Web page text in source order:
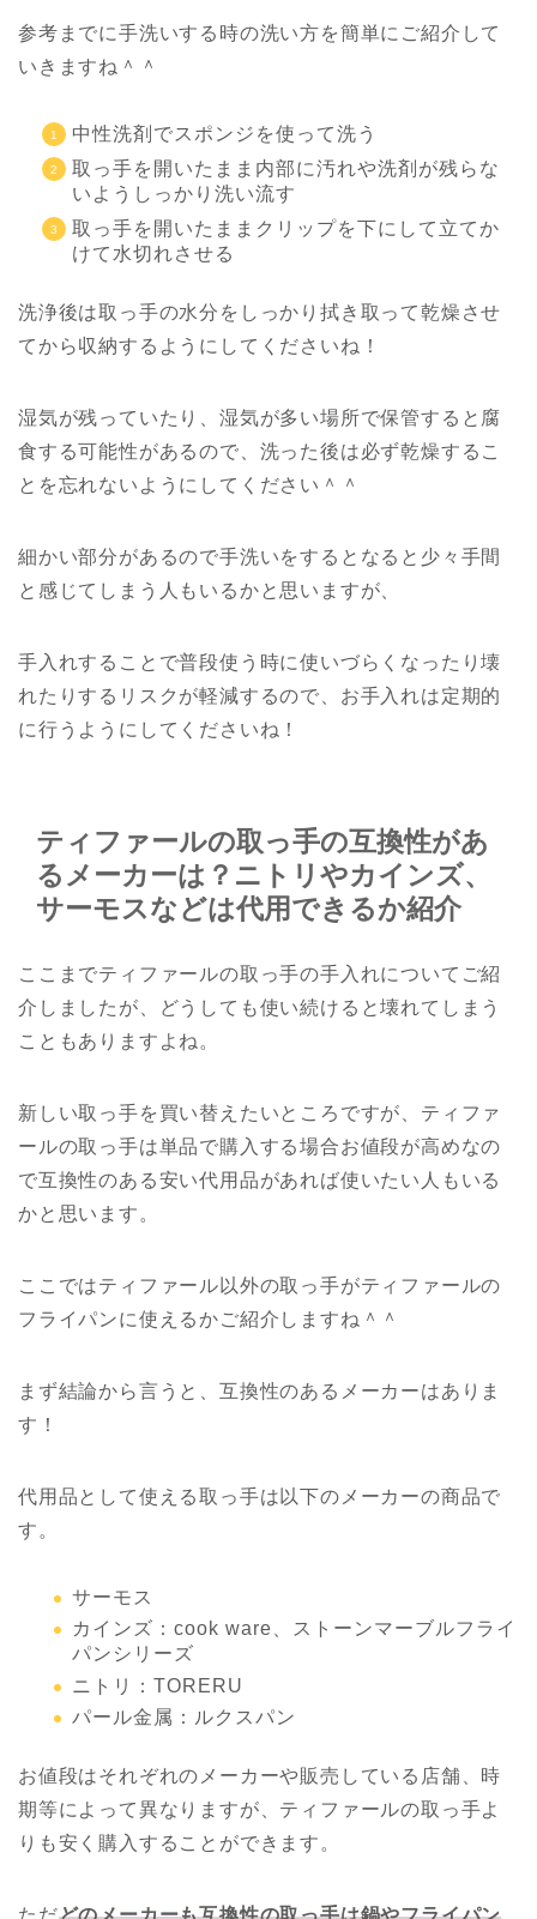
参考までに手洗いする時の洗い方を簡単にご紹介して
いきますね＾＾
中性洗剤でスポンジを使って洗う
取っ手を開いたまま内部に汚れや洗剤が残らな
いようしっかり洗い流す
取っ手を開いたままクリップを下にして立てか
けて水切れさせる
洗浄後は取っ手の水分をしっかり拭き取って乾燥させ
てから収納するようにしてくださいね！
湿気が残っていたり、湿気が多い場所で保管すると腐
食する可能性があるので、洗った後は必ず乾燥するこ
とを忘れないようにしてください＾＾
細かい部分があるので手洗いをするとなると少々手間
と感じてしまう人もいるかと思いますが、
手入れすることで普段使う時に使いづらくなったり壊
れたりするリスクが軽減するので、お手入れは定期的
に行うようにしてくださいね！
ティファールの取っ手の互換性があ
るメーカーは？ニトリやカインズ、
サーモスなどは代用できるか紹介
ここまでティファールの取っ手の手入れについてご紹
介しましたが、どうしても使い続けると壊れてしまう
こともありますよね。
新しい取っ手を買い替えたいところですが、ティファ
ールの取っ手は単品で購入する場合お値段が高めなの
で互換性のある安い代用品があれば使いたい人もいる
かと思います。
ここではティファール以外の取っ手がティファールの
フライパンに使えるかご紹介しますね＾＾
まず結論から言うと、互換性のあるメーカーはありま
す！
代用品として使える取っ手は以下のメーカーの商品で
す。
サーモス
カインズ：cook ware、ストーンマーブルフライ
パンシリーズ
ニトリ：TORERU
パール金属：ルクスパン
お値段はそれぞれのメーカーや販売している店舗、時
期等によって異なりますが、ティファールの取っ手よ
りも安く購入することができます。